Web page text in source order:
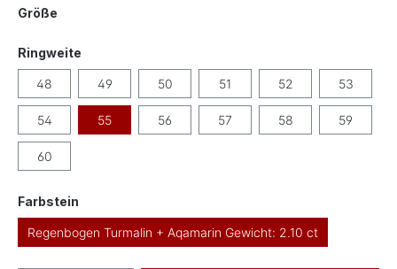
Größe
Ringweite
48 49 50 51 52 53
54 55 56 57 58 59
60
Farbstein
Regenbogen Turmalin + Aqamarin Gewicht: 2.10 ct